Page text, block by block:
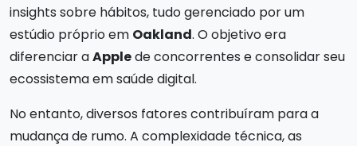
insights sobre hábitos, tudo gerenciado por um
estúdio próprio em Oakland. O objetivo era
diferenciar aApplede concorrentes e consolidar seu
ecossistema em saúde digital.
No entanto, diversos fatores contribuíram para a
mudança de rumo. A complexidade técnica, as